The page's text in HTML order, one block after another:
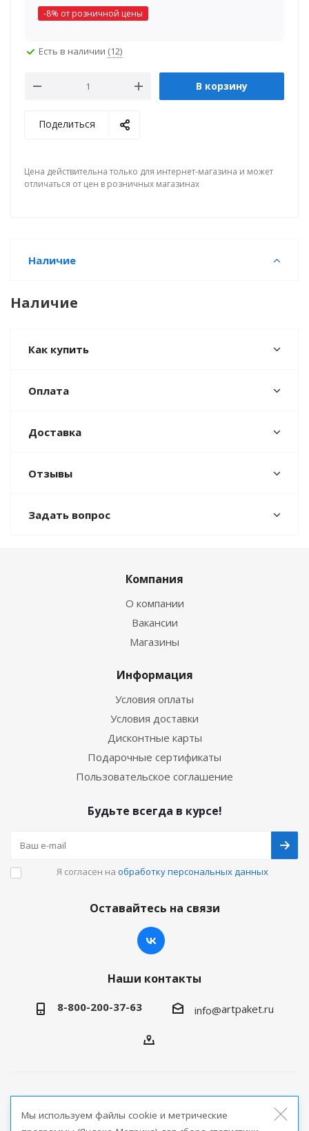
-8% от розничной цены
Есть в наличии (12)
В корзину
Поделиться
Цена действительна только для интернет-магазина и может
отличаться от цен в розничных магазинах
Наличие
Наличие
Как купить
Оплата
Доставка
Отзывы
Задать вопрос
Компания
О компании
Вакансии
Магазины
Информация
Условия оплаты
Условия доставки
Дисконтные карты
Подарочные сертификаты
Пользовательское соглашение
Будьте всегда в курсе!
Я согласен на обработку персональных данных
Оставайтесь на связи
Наши контакты
8-800-200-37-63 info@artpaket.ru
продукции
Мы используем файлы cookie и метрические